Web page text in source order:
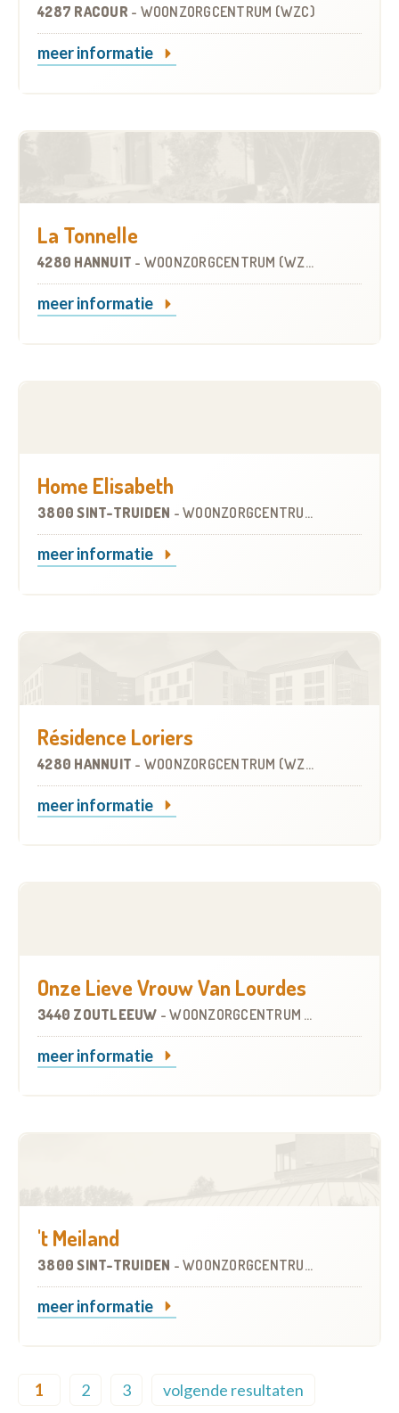
4287 RACOUR - WOONZORGCENTRUM (WZC)
meer informatie
La Tonnelle
4280 HANNUIT - WOONZORGCENTRUM (WZC)
meer informatie
Home Elisabeth
3800 SINT-TRUIDEN - WOONZORGCENTRUM (WZC)
meer informatie
Résidence Loriers
4280 HANNUIT - WOONZORGCENTRUM (WZC)
meer informatie
Onze Lieve Vrouw Van Lourdes
3440 ZOUTLEEUW -WOONZORGCENTRUM (WZC)
meer informatie
't Meiland
3800 SINT-TRUIDEN - WOONZORGCENTRUM (WZC)
meer informatie
1 2 3 volgende resultaten